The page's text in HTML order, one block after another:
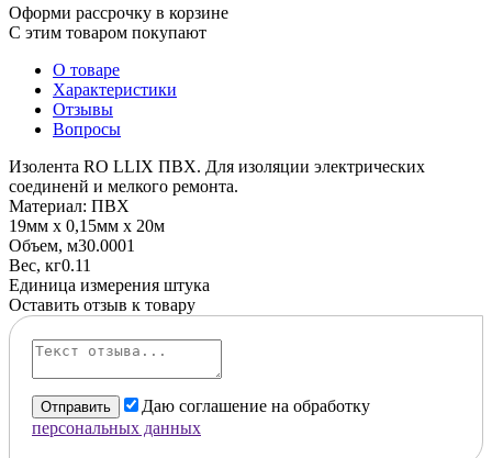
Оформи рассрочку в корзине
С этим товаром покупают
О товаре
Характеристики
Отзывы
Вопросы
Изолента RO LLIX ПВХ. Для изоляции электрических
соединенй и мелкого ремонта.
Материал: ПВХ
19мм x 0,15мм х 20м
Объем, м30.0001
Вес, кг0.11
Единица измерения штука
Оставить отзыв к товару
Отправить
Даю соглашение на обработку
персональных данных